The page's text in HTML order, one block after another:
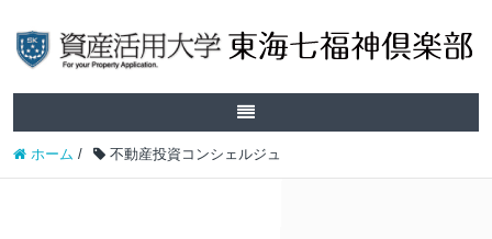
ホーム / 不動産投資コンシェルジュ